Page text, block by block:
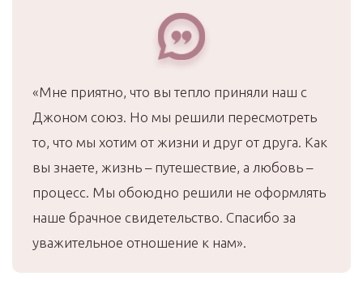
«Мне приятно, что вы тепло приняли наш с
Джоном союз. Но мы решили пересмотреть
то, что мы хотим от жизни и друг от друга. Как
вы знаете, жизнь – путешествие, а любовь –
процесс. Мы обоюдно решили не оформлять
наше брачное свидетельство. Спасибо за
уважительное отношение к нам».